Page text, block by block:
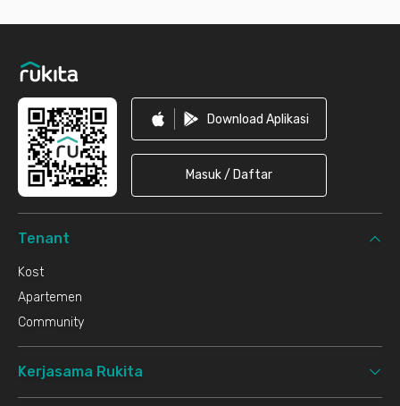
Download Aplikasi
Masuk / Daftar
Tenant
Kost
Apartemen
Community
Kerjasama Rukita